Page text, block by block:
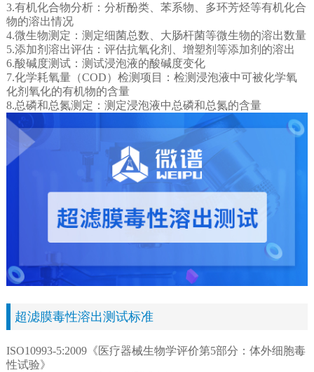
3.有机化合物分析：分析酚类、苯系物、多环芳烃等有机化合
物的溶出情况
4.微生物测定：测定细菌总数、大肠杆菌等微生物的溶出数量
5.添加剂溶出评估：评估抗氧化剂、增塑剂等添加剂的溶出
6.酸碱度测试：测试浸泡液的酸碱度变化
7.化学耗氧量（COD）检测项目：检测浸泡液中可被化学氧
化剂氧化的有机物的含量
8.总磷和总氮测定：测定浸泡液中总磷和总氮的含量
超滤膜毒性溶出测试标准
ISO10993-5:2009《医疗器械生物学评价第5部分：体外细胞毒
性试验》